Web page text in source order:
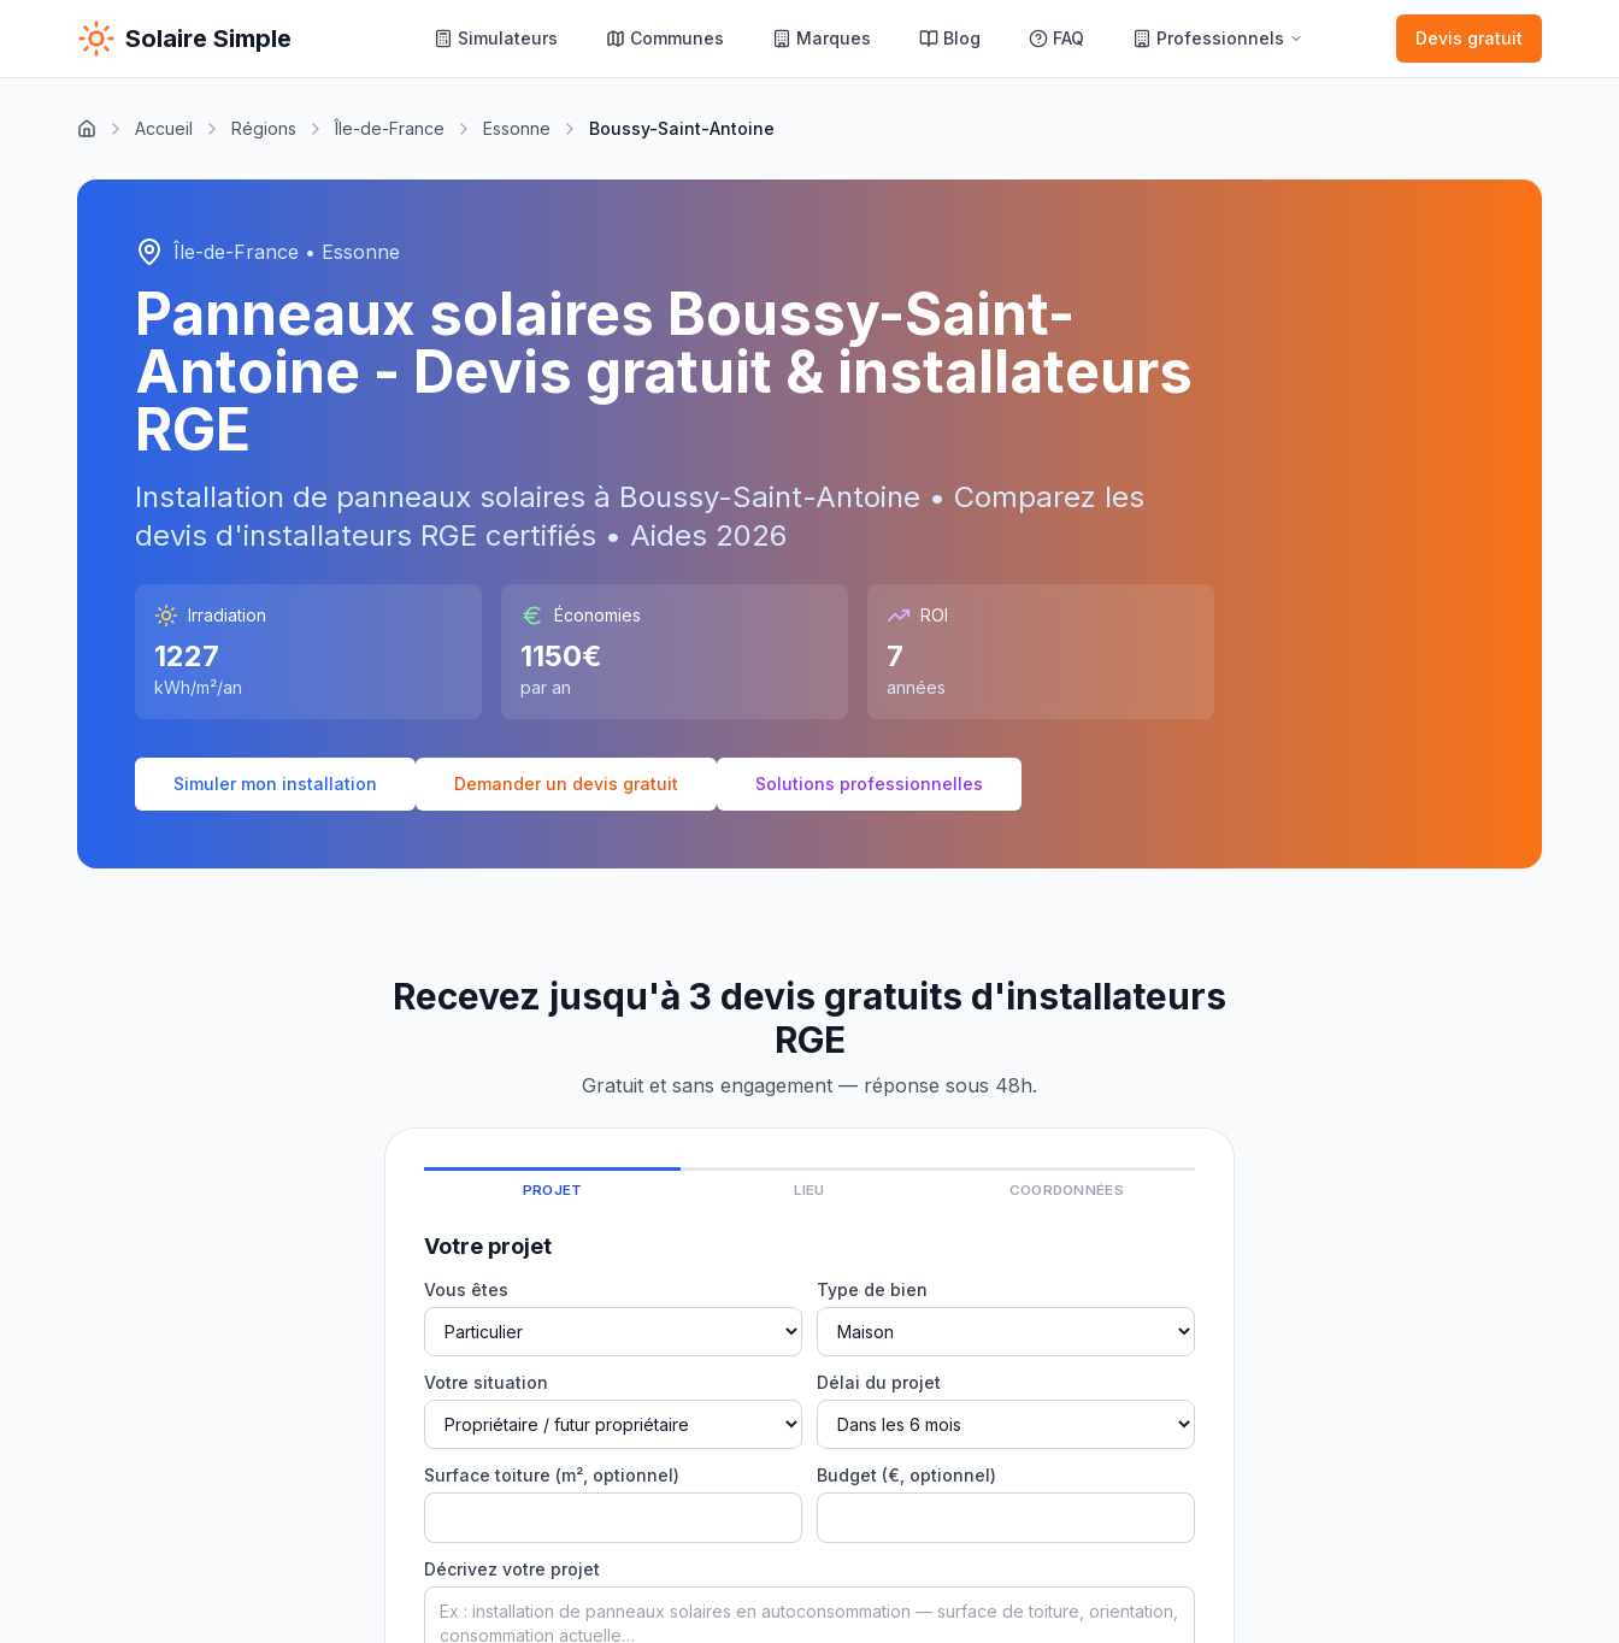
Solaire Simple Simulateurs Communes Marques Blog FAQ Professionnels Devis gratuit
Accueil Régions Île-de-France Essonne Boussy-Saint-Antoine
Île-de-France • Essonne
Panneaux solaires Boussy-Saint-
Antoine - Devis gratuit & installateurs
RGE
Installation de panneaux solaires à Boussy-Saint-Antoine • Comparez les
devis d'installateurs RGE certifiés • Aides 2026
Irradiation
1227
kWh/m²/an
Économies
1150€
par an
ROI
7
années
Simuler mon installation Demander un devis gratuit Solutions professionnelles
Recevez jusqu'à 3 devis gratuits d'installateurs
RGE
Gratuit et sans engagement — réponse sous 48h.
PROJET LIEU COORDONNÉES
Votre projet
Vous êtes Type de bien
Votre situation Délai du projet
Surface toiture (m², optionnel) Budget (€, optionnel)
Décrivez votre projet